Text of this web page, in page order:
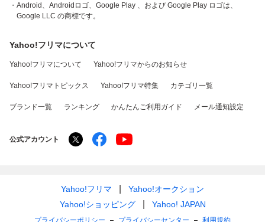
・Android、Androidロゴ、Google Play 、および Google Play ロゴは、
Google LLC の商標です。
Yahoo!フリマについて
Yahoo!フリマについて Yahoo!フリマからのお知らせ
Yahoo!フリマトピックス Yahoo!フリマ特集 カテゴリ一覧
ブランド一覧 ランキング かんたんご利用ガイド メール通知設定
公式アカウント
Yahoo!フリマ
Yahoo!オークション
Yahoo!ショッピング
Yahoo! JAPAN